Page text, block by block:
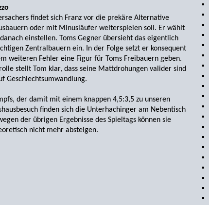
findet sich Franz vor die prekäre Alternative
oder mit Minusläufer weiterspielen soll. Er wählt
einstellen. Toms Gegner übersieht das eigentlich
Zentralbauern ein. In der Folge setzt er konsequent
weiteren Fehler eine Figur für Toms Freibauern geben.
stellt Tom klar, dass seine Mattdrohungen valider sind
Geschlechtsumwandlung.
der damit mit einem knappen 4,5:3,5 zu unseren
finden sich die Unter­hachinger am Nebentisch
der übrigen Ergebnisse des Spieltags können sie
nicht mehr absteigen.